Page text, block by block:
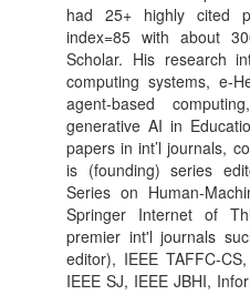
had 25+ highly cited
index=85 with about
Scholar. His research
computing systems, e-
agent-based
generative AI in
papers in int’l journals,
is (founding) series
Series on Human-
Springer Internet of
premier int'l journals
editor), IEEE TAFFC-
IEEE SJ, IEEE JBHI,